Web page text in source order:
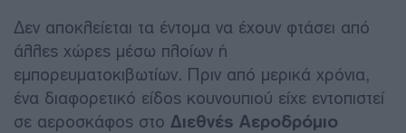
Δεν αποκλείεται τα έντομα να έχουν φτάσει από
άλλες χώρες μέσω πλοίων ή
εμπορευματοκιβωτίων. Πριν από μερικά χρόνια,
ένα διαφορετικό είδος κουνουπιού είχε εντοπιστεί
σε αεροσκάφος στο Διεθνές Αεροδρόμιο